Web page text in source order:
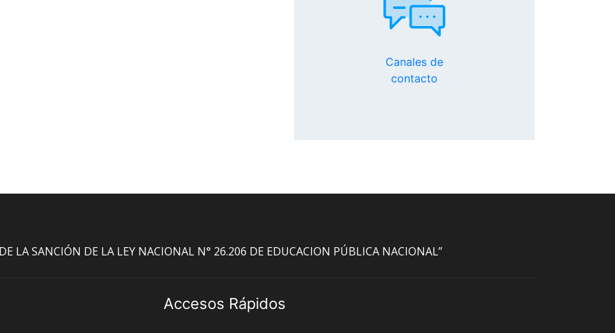
Canales de
contacto
LA SANCIÓN DE LA LEY NACIONAL N° 26.206 DE EDUCACION PÚBLICA NACIONAL”
Accesos Rápidos